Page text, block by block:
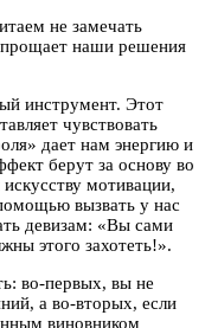
не замечать
наши решения
инструмент. Этот
чувствовать
дает нам энергию и
берут за основу во
мотивации,
вызвать у нас
девизам: «Вы сами
этого захотеть!».
во-первых, вы не
а во-вторых, если
виновником